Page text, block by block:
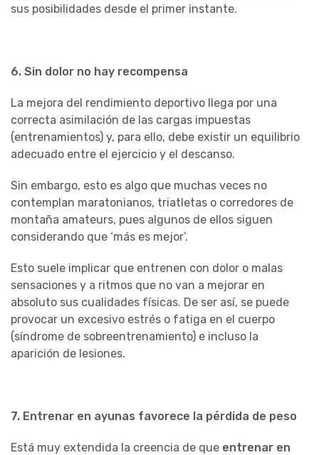
sus posibilidades desde el primer instante.
6. Sin dolor no hay recompensa
La mejora del rendimiento deportivo llega por una
correcta asimilación de las cargas impuestas
(entrenamientos) y, para ello, debe existir un equilibrio
adecuado entre el ejercicio y el descanso.
Sin embargo, esto es algo que muchas veces no
contemplan maratonianos, triatletas o corredores de
montaña amateurs, pues algunos de ellos siguen
considerando que ‘más es mejor’.
Esto suele implicar que entrenen con dolor o malas
sensaciones y a ritmos que no van a mejorar en
absoluto sus cualidades físicas. De ser así, se puede
provocar un excesivo estrés o fatiga en el cuerpo
(síndrome de sobreentrenamiento) e incluso la
aparición de lesiones.
7. Entrenar en ayunas favorece la pérdida de peso
Está muy extendida la creencia de que entrenar en